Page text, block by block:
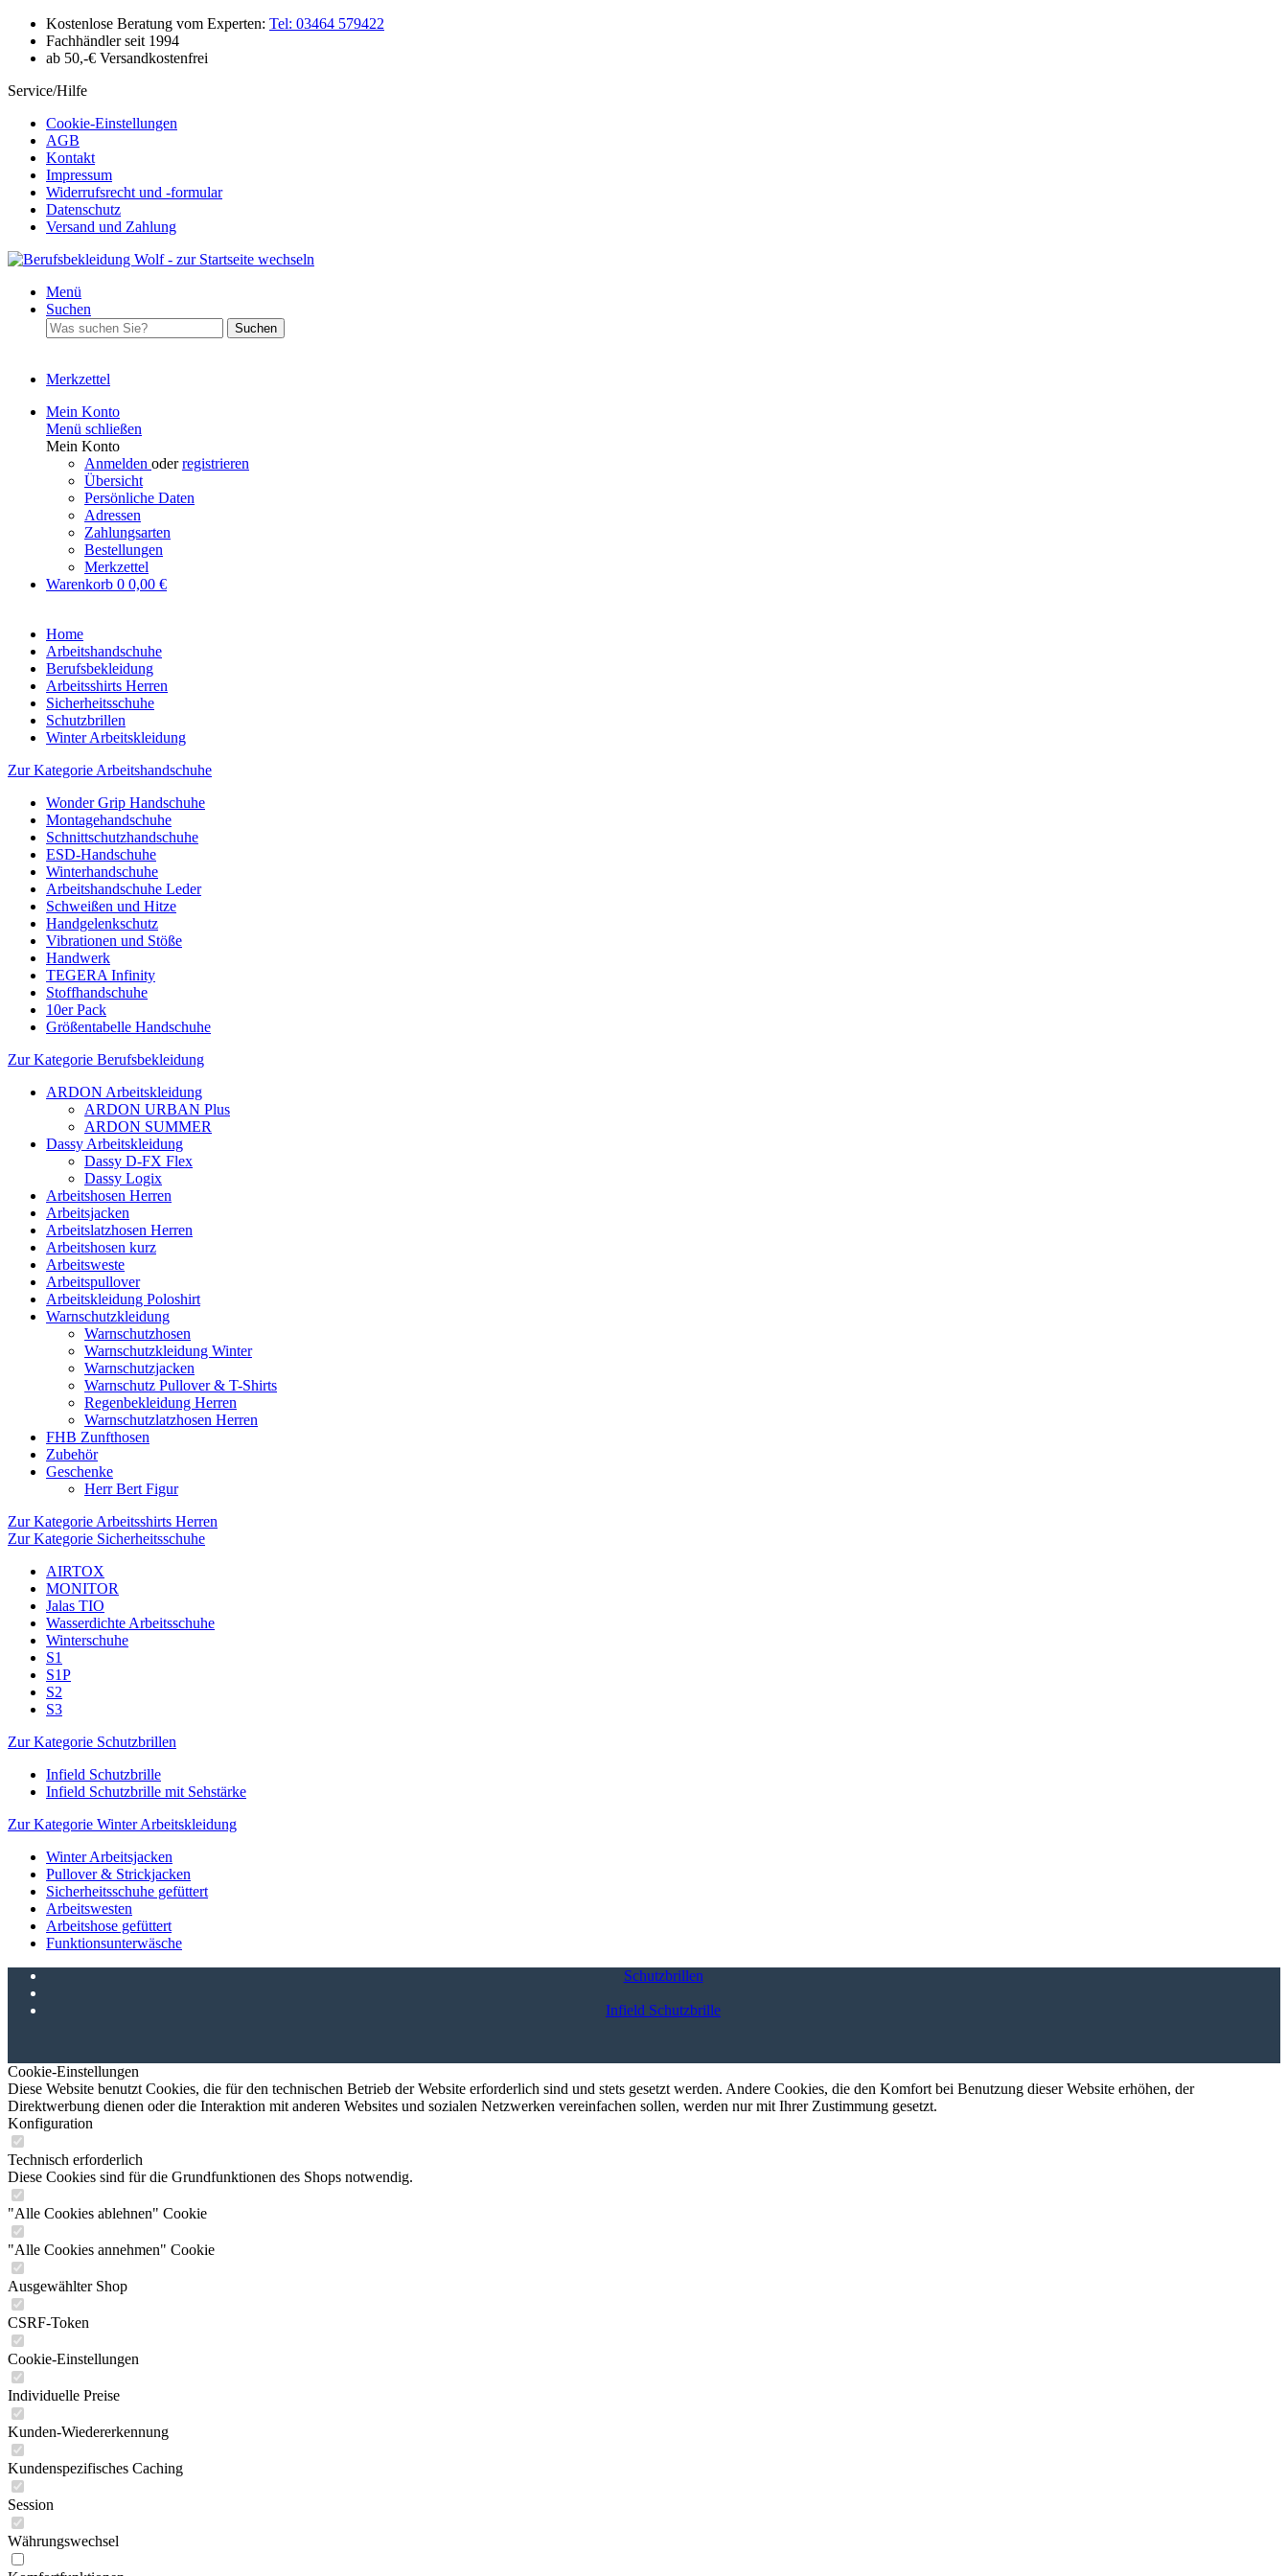
Kostenlose Beratung vom Experten: Tel: 03464 579422
Fachhändler seit 1994
ab 50,-€ Versandkostenfrei
Service/Hilfe
Cookie-Einstellungen
AGB
Kontakt
Impressum
Widerrufsrecht und -formular
Datenschutz
Versand und Zahlung
Menü
Suchen
Suchen
Merkzettel
Mein Konto
Menü schließen
Mein Konto
Anmelden oderregistrieren
Übersicht
Persönliche Daten
Adressen
Zahlungsarten
Bestellungen
Merkzettel
Warenkorb 0 0,00 €
Home
Arbeitshandschuhe
Berufsbekleidung
Arbeitsshirts Herren
Sicherheitsschuhe
Schutzbrillen
Winter Arbeitskleidung
Zur Kategorie Arbeitshandschuhe
Wonder Grip Handschuhe
Montagehandschuhe
Schnittschutzhandschuhe
ESD-Handschuhe
Winterhandschuhe
Arbeitshandschuhe Leder
Schweißen und Hitze
Handgelenkschutz
Vibrationen und Stöße
Handwerk
TEGERA Infinity
Stoffhandschuhe
10er Pack
Größentabelle Handschuhe
Zur Kategorie Berufsbekleidung
ARDON Arbeitskleidung
ARDON URBAN Plus
ARDON SUMMER
Dassy Arbeitskleidung
Dassy D-FX Flex
Dassy Logix
Arbeitshosen Herren
Arbeitsjacken
Arbeitslatzhosen Herren
Arbeitshosen kurz
Arbeitsweste
Arbeitspullover
Arbeitskleidung Poloshirt
Warnschutzkleidung
Warnschutzhosen
Warnschutzkleidung Winter
Warnschutzjacken
Warnschutz Pullover & T-Shirts
Regenbekleidung Herren
Warnschutzlatzhosen Herren
FHB Zunfthosen
Zubehör
Geschenke
Herr Bert Figur
Zur Kategorie Arbeitsshirts Herren
Zur Kategorie Sicherheitsschuhe
AIRTOX
MONITOR
Jalas TIO
Wasserdichte Arbeitsschuhe
Winterschuhe
S1
S1P
S2
S3
Zur Kategorie Schutzbrillen
Infield Schutzbrille
Infield Schutzbrille mit Sehstärke
Zur Kategorie Winter Arbeitskleidung
Winter Arbeitsjacken
Pullover & Strickjacken
Sicherheitsschuhe gefüttert
Arbeitswesten
Arbeitshose gefüttert
Funktionsunterwäsche
Schutzbrillen
Infield Schutzbrille
Cookie-Einstellungen
Diese Website benutzt Cookies, die für den technischen Betrieb der Website erforderlich sind und stets gesetzt werden. Andere Cookies, die den Komfort bei Benutzung dieser Website erhöhen, der
Direktwerbung dienen oder die Interaktion mit anderen Websites und sozialen Netzwerken vereinfachen sollen, werden nur mit Ihrer Zustimmung gesetzt.
Konfiguration
Technisch erforderlich
Diese Cookies sind für die Grundfunktionen des Shops notwendig.
"Alle Cookies ablehnen" Cookie
"Alle Cookies annehmen" Cookie
Ausgewählter Shop
CSRF-Token
Cookie-Einstellungen
Individuelle Preise
Kunden-Wiedererkennung
Kundenspezifisches Caching
Session
Währungswechsel